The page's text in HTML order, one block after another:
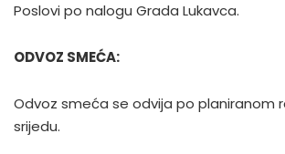
Poslovi po nalogu Grada Lukavca.
ODVOZ SMEĆA:
Odvoz smeća se odvija po planiranom
srijedu.